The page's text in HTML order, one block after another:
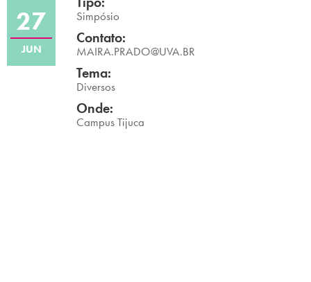
Campi/Unidades
Atendimento (21) 2574 8888
Conclua sua Matrícula
INSCREVA-SE
27
JUN
Simpósio
Contato:
MAIRA.PRADO@UVA.BR
Tema:
Diversos
Onde:
Campus Tijuca